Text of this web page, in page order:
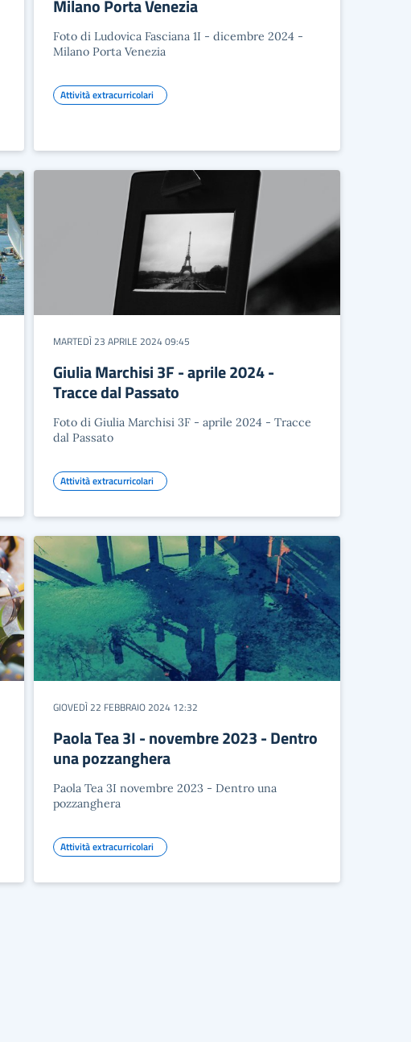
Milano Porta Venezia
Foto di Ludovica Fasciana 1I - dicembre 2024 -
Milano Porta Venezia
Attività extracurricolari
MARTEDÌ 23 APRILE 2024 09:45
Giulia Marchisi 3F - aprile 2024 -
Tracce dal Passato
Foto di Giulia Marchisi 3F - aprile 2024 - Tracce
dal Passato
Attività extracurricolari
GIOVEDÌ 22 FEBBRAIO 2024 12:32
Paola Tea 3I - novembre 2023 - Dentro
una pozzanghera
Paola Tea 3I novembre 2023 - Dentro una
pozzanghera
Attività extracurricolari